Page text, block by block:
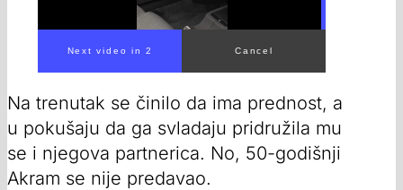
Next video in 1 Cancel
Na trenutak se činilo da ima prednost, a
u pokušaju da ga svladaju pridružila mu
se i njegova partnerica. No, 50-godišnji
Akram se nije predavao.